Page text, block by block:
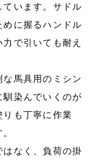
います。サドル
に握るハンドル
で引いても耐え
馬具用のミシン
染んでいくのが
りも丁寧に作業
はなく、負荷の掛